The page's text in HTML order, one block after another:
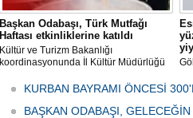
Başkan Odabaşı, Türk Mutfağı
Haftası etkinliklerine katıldı
Kültür ve Turizm Bakanlığı
koordinasyonunda İl Kültür Müdürlüğü
Haftası" etkinlikleri Ankara'da devam
KURBAN BAYRAMI ÖNCESİ
BAŞKAN ODABAŞI,